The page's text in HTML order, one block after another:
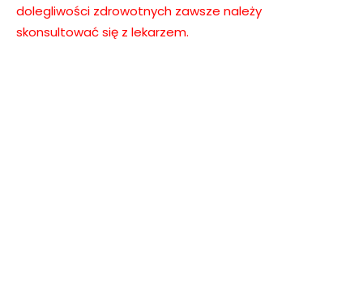
dolegliwości zdrowotnych zawsze należy
skonsultować się z lekarzem.